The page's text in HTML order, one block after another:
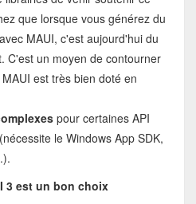
que lorsque vous générez du
MAUI, c'est aujourd'hui du
C'est un moyen de contourner
est très bien doté en
pour certaines API
le Windows App SDK,
3 est un bon choix